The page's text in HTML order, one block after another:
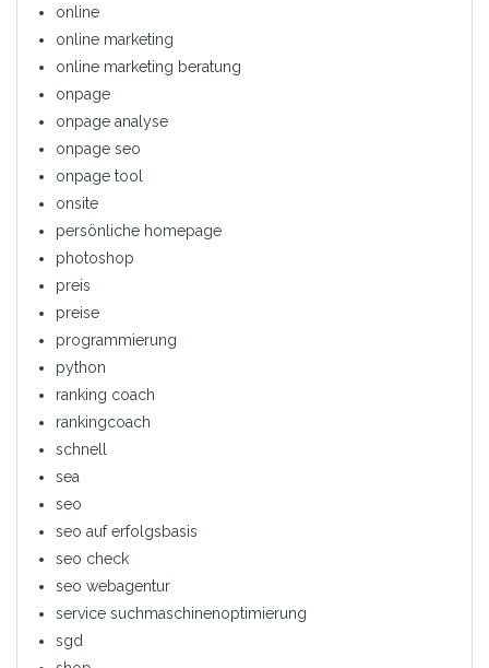
online
online marketing
online marketing beratung
onpage
onpage analyse
onpage seo
onpage tool
onsite
persönliche homepage
photoshop
preis
preise
programmierung
python
ranking coach
rankingcoach
schnell
sea
seo
seo auf erfolgsbasis
seo check
seo webagentur
service suchmaschinenoptimierung
sgd